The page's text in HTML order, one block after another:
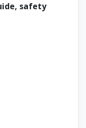
safety